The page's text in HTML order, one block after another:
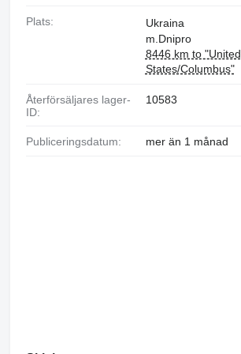
Plats:
Ukraina
m.Dnipro
8446 km to "United
States/Columbus"
Återförsäljares lager-
ID:
10583
Publiceringsdatum: mer än 1 månad